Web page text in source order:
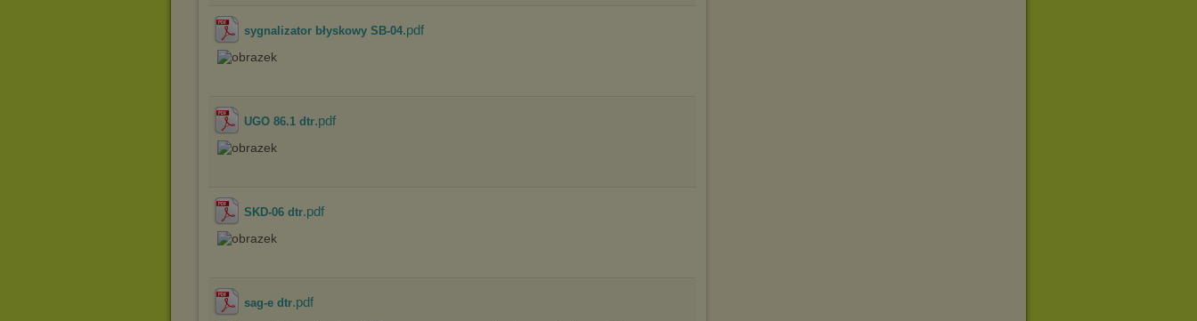
urządzeniu końcowym. Można również usunąć pliki cookies,
sygnalizator błyskowy SB-04.pdf
UGO 86.1 dtr.pdf
SKD-06 dtr.pdf
sag-e dtr.pdf